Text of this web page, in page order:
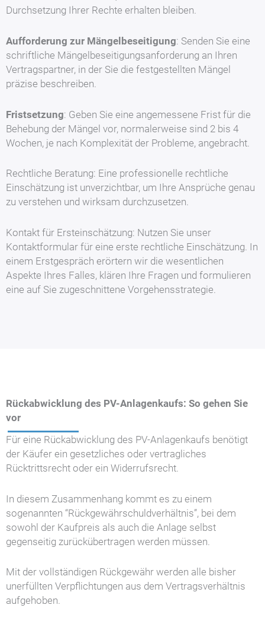
Durchsetzung Ihrer Rechte erhalten bleiben.
Aufforderung zur Mängelbeseitigung: Senden Sie eine
schriftliche Mängelbeseitigungsanforderung an Ihren
Vertragspartner, in der Sie die festgestellten Mängel
präzise beschreiben.
Fristsetzung: Geben Sie eine angemessene Frist für die
Behebung der Mängel vor, normalerweise sind 2 bis 4
Wochen, je nach Komplexität der Probleme, angebracht.
Rechtliche Beratung: Eine professionelle rechtliche
Einschätzung ist unverzichtbar, um Ihre Ansprüche genau
zu verstehen und wirksam durchzusetzen.
Kontakt für Ersteinschätzung: Nutzen Sie unser
Kontaktformular für eine erste rechtliche Einschätzung. In
einem Erstgespräch erörtern wir die wesentlichen
Aspekte Ihres Falles, klären Ihre Fragen und formulieren
eine auf Sie zugeschnittene Vorgehensstrategie.
Rückabwicklung des PV-Anlagenkaufs: So gehen Sie
vor
Für eine Rückabwicklung des PV-Anlagenkaufs benötigt
der Käufer ein gesetzliches oder vertragliches
Rücktrittsrecht oder ein Widerrufsrecht.
In diesem Zusammenhang kommt es zu einem
sogenannten “Rückgewährschuldverhältnis”, bei dem
sowohl der Kaufpreis als auch die Anlage selbst
gegenseitig zurückübertragen werden müssen.
Mit der vollständigen Rückgewähr werden alle bisher
unerfüllten Verpflichtungen aus dem Vertragsverhältnis
aufgehoben.